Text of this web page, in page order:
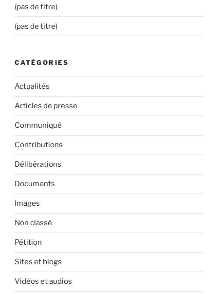
(pas de titre)
(pas de titre)
CATÉGORIES
Actualités
Articles de presse
Communiqué
Contributions
Délibérations
Documents
Images
Non classé
Pétition
Sites et blogs
Vidéos et audios